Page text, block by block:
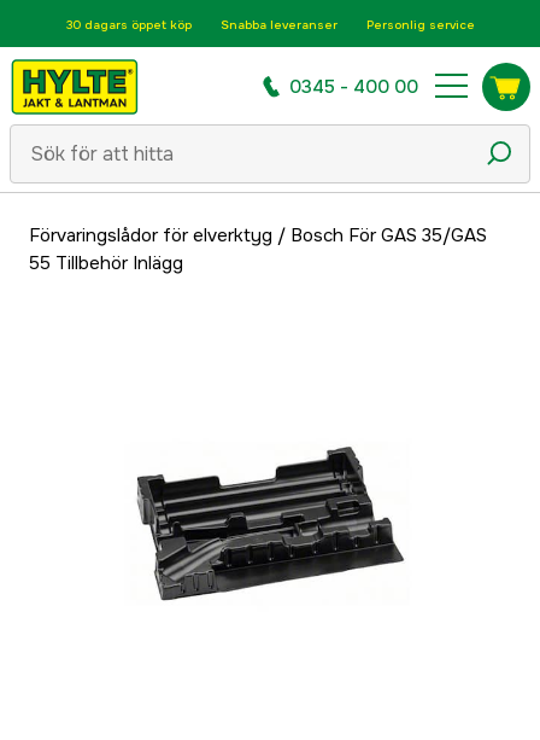
30 dagars öppet köp Snabba leveranser Personlig service
0345 - 400 00
Förvaringslådor för elverktyg / Bosch För GAS 35/GAS
55 Tillbehör Inlägg